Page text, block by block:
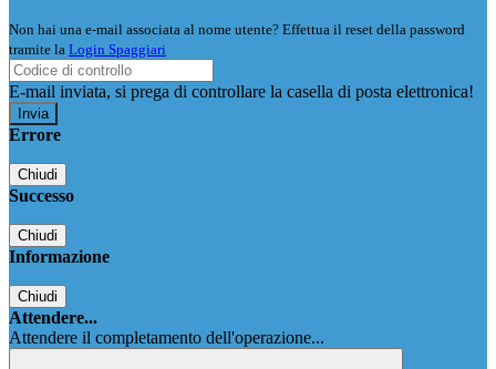
Non hai una e-mail associata al nome utente? Effettua il reset della password
tramite la Login Spaggiari
E-mail inviata, si prega di controllare la casella di posta elettronica!
Errore
Chiudi
Successo
Chiudi
Informazione
Chiudi
Attendere...
Attendere il completamento dell'operazione...